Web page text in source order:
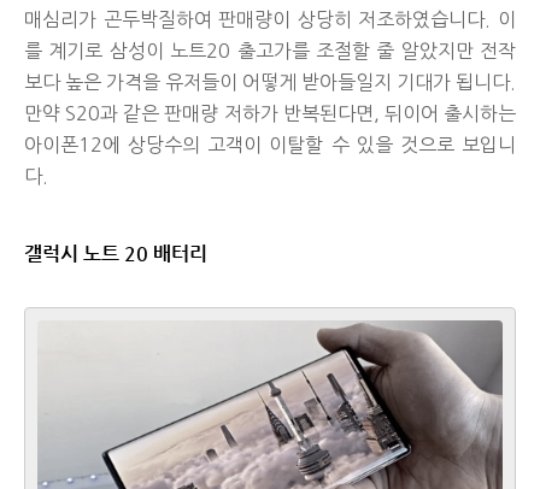
매심리가 곤두박질하여 판매량이 상당히 저조하였습니다. 이
를 계기로 삼성이 노트20 출고가를 조절할 줄 알았지만 전작
보다 높은 가격을 유저들이 어떻게 받아들일지 기대가 됩니다.
만약 S20과 같은 판매량 저하가 반복된다면, 뒤이어 출시하는
아이폰12에 상당수의 고객이 이탈할 수 있을 것으로 보입니
다.
갤럭시 노트 20 배터리